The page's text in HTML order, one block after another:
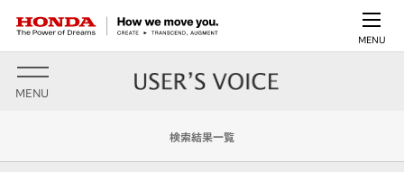
MENU
MENU
検索結果一覧